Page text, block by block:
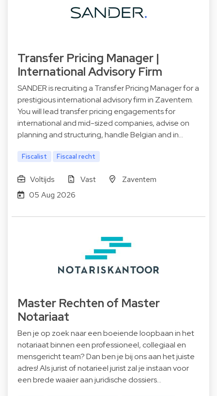
Transfer Pricing Manager |
International Advisory Firm
SANDER is recruiting a Transfer Pricing Manager for a
prestigious international advisory firm in Zaventem.
You will lead transfer pricing engagements for
international and mid-sized companies, advise on
planning and structuring, handle Belgian and in…
Fiscalist Fiscaal recht
Voltijds Vast
Zaventem
05 Aug 2026
Master Rechten of Master
Notariaat
Ben je op zoek naar een boeiende loopbaan in het
notariaat binnen een professioneel, collegiaal en
mensgericht team? Dan ben je bij ons aan het juiste
adres! Als jurist of notarieel jurist zal je instaan voor
een brede waaier aan juridische dossiers…